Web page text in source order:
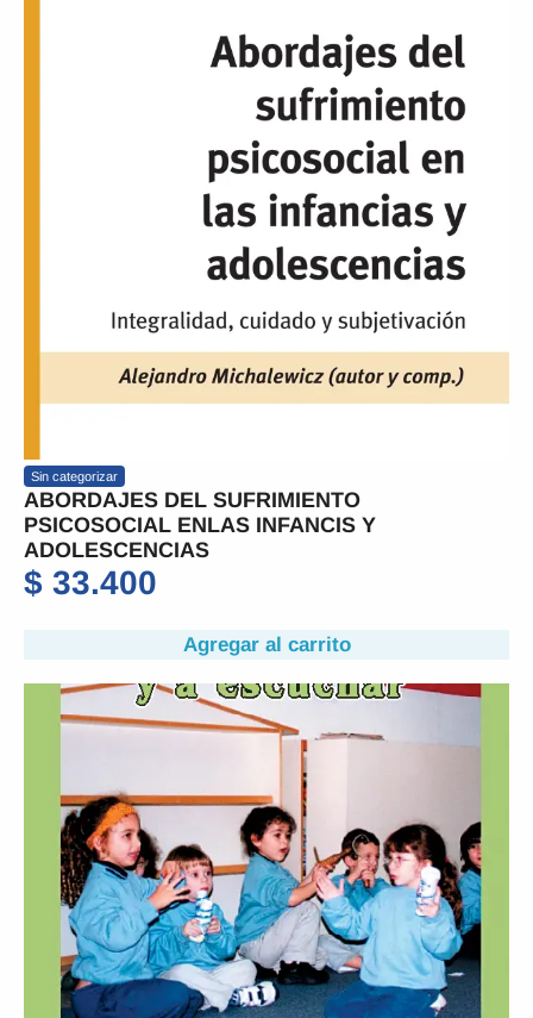
Sin categorizar
ABORDAJES DEL SUFRIMIENTO
PSICOSOCIAL ENLAS INFANCIS Y
ADOLESCENCIAS
$ 33.400
Agregar al carrito